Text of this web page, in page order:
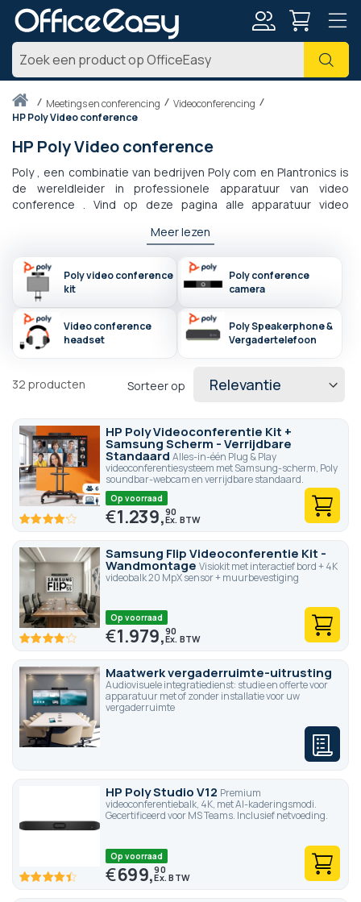
Zoek
Thuismeetings en conferencing
Videoconferencing
HP Poly Video conference
HP Poly Video conference
Poly , een combinatie van bedrijven Poly com en Plantronics is
de wereldleider in professionele apparatuur van video
conference . Vind op deze pagina alle apparatuur video
verzamelt die bedoeld zijn voor individueel gebruik
vergadertype "huddle room". Of ze nu Full HD zijn, met
automatische framing, taakverlichting en meeslepend geluid,
video conference poly's apparatuur is de oplossing die wordt
geprezen door professionals over de hele wereld die zoom,
ms teams, starleafe of zelfs google meet gebruiken.
Meer lezen
Poly video conference
kit
Poly conference
camera
Video conference
headset
Poly Speakerphone &
Vergadertelefoon
32 producten Sorteer op
HP Poly Videoconferentie Kit +
Samsung Scherm - Verrijdbare
Standaard Alles-in-één Plug & Play
videoconferentiesysteem met Samsung-scherm, Poly
soundbar-webcam en verrijdbare standaard.
82.6100
Op voorraad
€1.239,90
Samsung Flip Videoconferentie Kit -
Wandmontage Visiokit met interactief bord + 4K
videobalk 20 MpX sensor + muurbevestiging
82.6100
Op voorraad
€1.979,90
Maatwerk vergaderruimte-uitrusting
Audiovisuele integratiedienst: studie en offerte voor
apparatuur met of zonder installatie voor uw
vergaderruimte
HP Poly Studio V12 Premium
videoconferentiebalk, 4K, met AI-kaderingsmodi.
Gecertificeerd voor MS Teams. Inclusief netvoeding.
88 100
Op voorraad
€699,90